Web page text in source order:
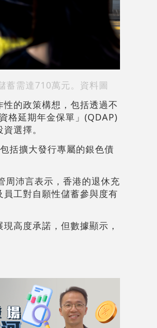
蓄需達710萬元。資料圖
的政策構想，包括透過不
格延期年金保單」(QDAP)
選擇。
括擴大發行專屬的銀色債
周沛言表示，香港的退休充
工對自願性儲蓄參與度有
高度承諾，但數據顯示，